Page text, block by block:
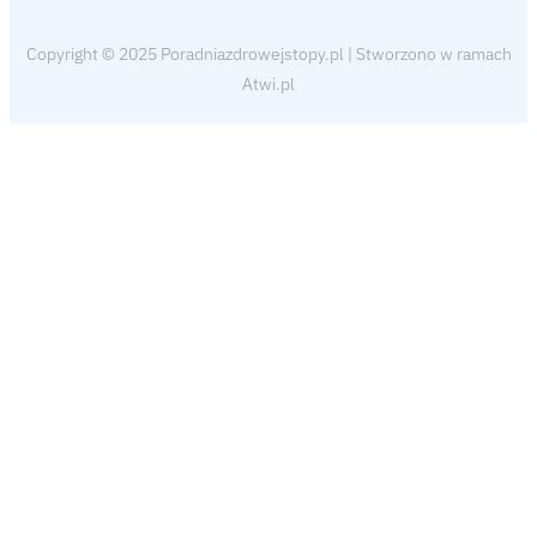
Copyright © 2025 Poradniazdrowejstopy.pl | Stworzono w ramach
Atwi.pl